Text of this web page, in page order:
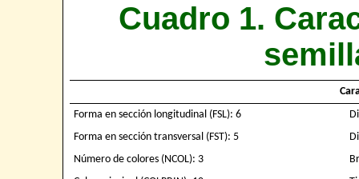
Cuadro 1.
Forma en sección longitudinal (FSL): 6
Forma en sección transversal (FST): 5
Número de colores (NCOL): 3